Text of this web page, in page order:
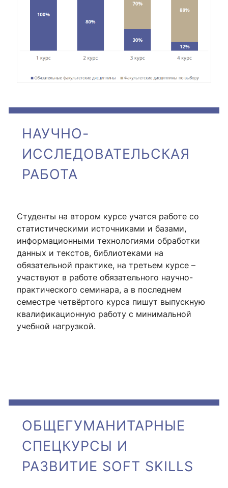
НАУЧНО-
ИССЛЕДОВАТЕЛЬСКАЯ
РАБОТА
Студенты на втором курсе учатся работе со
статистическими источниками и базами,
информационными технологиями обработки
данных и текстов, библиотеками на
обязательной практике, на третьем курсе –
участвуют в работе обязательного научно-
практического семинара, а в последнем
семестре четвёртого курса пишут выпускную
квалификационную работу с минимальной
учебной нагрузкой.
ОБЩЕГУМАНИТАРНЫЕ
СПЕЦКУРСЫ И
РАЗВИТИЕ SOFT SKILLS